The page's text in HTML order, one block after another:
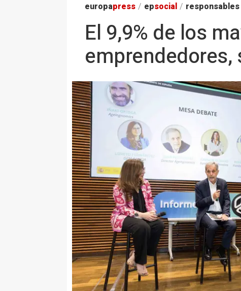
europapress / epsocial / responsables
El 9,9% de los
emprendedores,